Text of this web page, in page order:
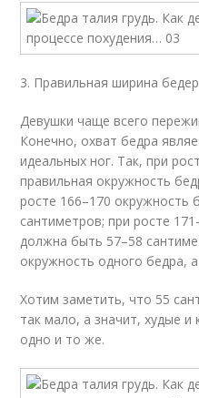
3. Правильная ширина бедер
Девушки чаще всего
Конечно, охват бедра
идеальных ног. Так, при
правильная окружность
росте 166–170 окружность
сантиметров; при росте
должна быть 57–58
окружность одного бедра,
Хотим заметить, что 55
так мало, а значит, худые и
одно и то же.